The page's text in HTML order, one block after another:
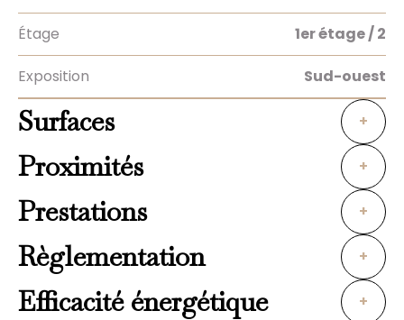
Étage 1er étage / 2
Exposition Sud-ouest
Surfaces +
Proximités +
Prestations +
Règlementation +
Efficacité énergétique +